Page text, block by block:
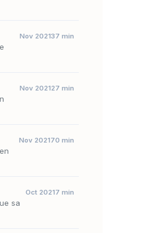
Nov 202137 min
Nov 202127 min
Nov 202170 min
sa
Oct 20217 min